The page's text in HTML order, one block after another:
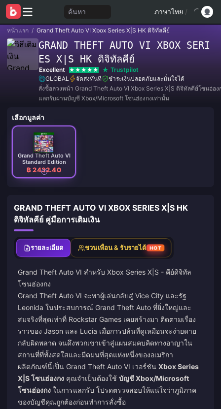
ค้นหา ภาษาไทย /
หน้าแรก / Grand Theft Auto VI Xbox Series X|S HK ดิจิทัลคีย์
GRAND THEFT AUTO VI XBOX SERI
ES X|S HK ดิจิทัลคีย์
Excellent
Trustpilot
GLOBAL
จัดส่งทันที
ชำระเงินปลอดภัยและมั่นใจได้
สั่งซื้อล่วงหน้า Grand Theft Auto VI Xbox Series X|S ดิจิทัลคีย์โซนฮ่อง
แลกรับผ่านบัญชี Xbox/Microsoft โซนฮ่องกงเท่านั้น
เลือกมูลค่า
Grand Theft Auto VI
Standard Edition
฿ 2432.40
GRAND THEFT AUTO VI XBOX SERIES X|S HK
ดิจิทัลคีย์ คู่มือการเติมเงิน
รายละเอียด ชวนเพื่อน & รับรายได้ HOT
Grand Theft Auto VI สำหรับ Xbox Series X|S - คีย์ดิจิทัล
โซนฮ่องกง
Grand Theft Auto VI จะพาผู้เล่นกลับสู่ Vice City และรัฐ
Leonida ในประสบการณ์ Grand Theft Auto ที่ยิ่งใหญ่และ
สมจริงที่สุดเท่าที่ Rockstar Games เคยสร้างมา ติดตามเรื่อง
ราวของ Jason และ Lucia เมื่อการปล้นที่ดูเหมือนจะง่ายดาย
กลับผิดพลาด จนดึงพวกเขาเข้าสู่แผนสมคบคิดทางอาญาใน
สถานที่ที่ทั้งสดใสและมืดมนที่สุดแห่งหนึ่งของอเมริกา
ผลิตภัณฑ์นี้เป็น Grand Theft Auto VI เวอร์ชัน Xbox Series
X|S โซนฮ่องกง คุณจำเป็นต้องใช้ บัญชี Xbox/Microsoft
โซนฮ่องกง ในการแลกรับ โปรดตรวจสอบให้แน่ใจว่าภูมิภาค
ของบัญชีคุณถูกต้องก่อนทำการสั่งซื้อ